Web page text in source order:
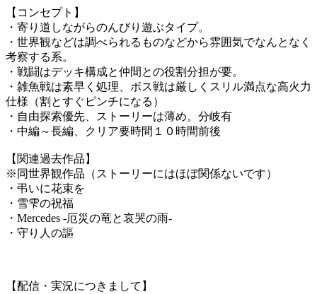
【コンセプト】
・寄り道しながらのんびり遊ぶタイプ。
・世界観などは調べられるものなどから雰囲気でなんとなく
考察する系。
・戦闘はデッキ構成と仲間との役割分担が要。
・雑魚戦は素早く処理、ボス戦は厳しくスリル満点な高火力
仕様（割とすぐピンチになる）
・自由探索優先、ストーリーは薄め。分岐有
・中編～長編、クリア要時間１０時間前後
【関連過去作品】
※同世界観作品（ストーリーにはほぼ関係ないです）
・弔いに花束を
・雪雫の祝福
・Mercedes -厄災の竜と哀哭の雨-
・守り人の謳
【配信・実況につきまして】